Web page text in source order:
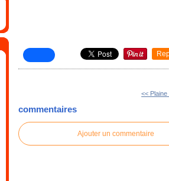
<<
commentaires
Ajouter un commentaire